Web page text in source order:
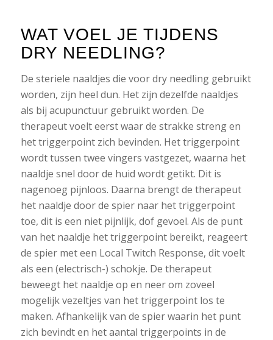
WAT VOEL JE TIJDENS
DRY NEEDLING?
De steriele naaldjes die voor dry needling gebruikt
worden, zijn heel dun. Het zijn dezelfde naaldjes
als bij acupunctuur gebruikt worden. De
therapeut voelt eerst waar de strakke streng en
het triggerpoint zich bevinden. Het triggerpoint
wordt tussen twee vingers vastgezet, waarna het
naaldje snel door de huid wordt getikt. Dit is
nagenoeg pijnloos. Daarna brengt de therapeut
het naaldje door de spier naar het triggerpoint
toe, dit is een niet pijnlijk, dof gevoel. Als de punt
van het naaldje het triggerpoint bereikt, reageert
de spier met een Local Twitch Response, dit voelt
als een (electrisch-) schokje. De therapeut
beweegt het naaldje op en neer om zoveel
mogelijk vezeltjes van het triggerpoint los te
maken. Afhankelijk van de spier waarin het punt
zich bevindt en het aantal triggerpoints in de